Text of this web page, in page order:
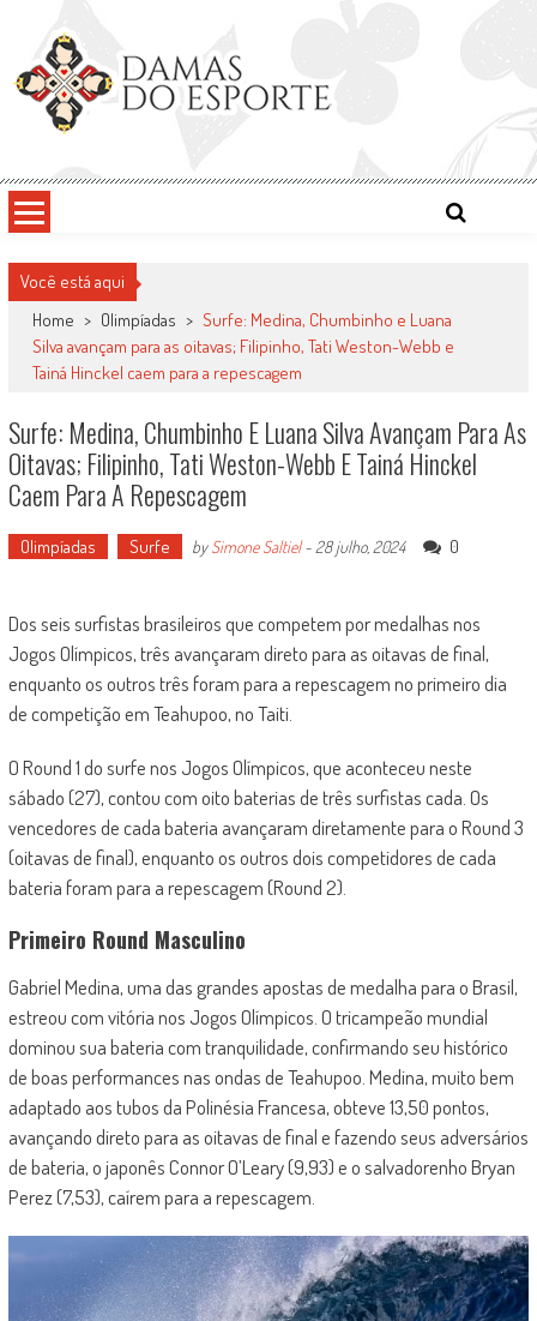
content
Damas do Esporte
Você está aqui
Home > Olimpíadas > Surfe: Medina, Chumbinho e Luana
Silva avançam para as oitavas; Filipinho, Tati Weston-Webb e
Tainá Hinckel caem para a repescagem
Surfe: Medina, Chumbinho E Luana Silva Avançam Para As
Oitavas; Filipinho, Tati Weston-Webb E Tainá Hinckel
Caem Para A Repescagem
Olimpíadas Surfe bySimone Saltiel- 28 julho, 2024 0
Dos seis surfistas brasileiros que competem por medalhas nos
Jogos Olímpicos, três avançaram direto para as oitavas de final,
enquanto os outros três foram para a repescagem no primeiro dia
de competição em Teahupoo, no Taiti.
O Round 1 do surfe nos Jogos Olímpicos, que aconteceu neste
sábado (27), contou com oito baterias de três surfistas cada. Os
vencedores de cada bateria avançaram diretamente para o Round 3
(oitavas de final), enquanto os outros dois competidores de cada
bateria foram para a repescagem (Round 2).
Primeiro Round Masculino
Gabriel Medina, uma das grandes apostas de medalha para o Brasil,
estreou com vitória nos Jogos Olímpicos. O tricampeão mundial
dominou sua bateria com tranquilidade, confirmando seu histórico
de boas performances nas ondas de Teahupoo. Medina, muito bem
adaptado aos tubos da Polinésia Francesa, obteve 13,50 pontos,
avançando direto para as oitavas de final e fazendo seus adversários
de bateria, o japonês Connor O’Leary (9,93) e o salvadorenho Bryan
Perez (7,53), caírem para a repescagem.